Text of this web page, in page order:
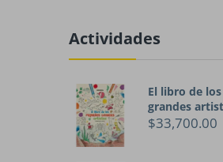
Actividades
El libro de
grandes
$33,700.00